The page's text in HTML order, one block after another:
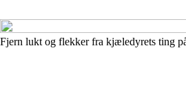
Fjern lukt og flekker fra kjæledyrets ting